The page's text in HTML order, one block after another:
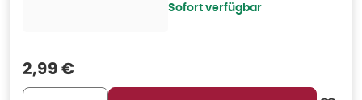
Sofort verfügbar
Verkaufspreis
2,99 €